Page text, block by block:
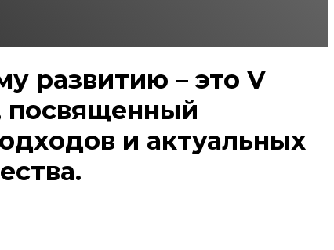
развитию – это V
посвященный
и актуальных